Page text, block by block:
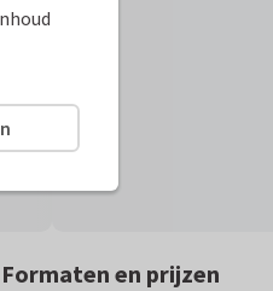
Formaten en prijzen